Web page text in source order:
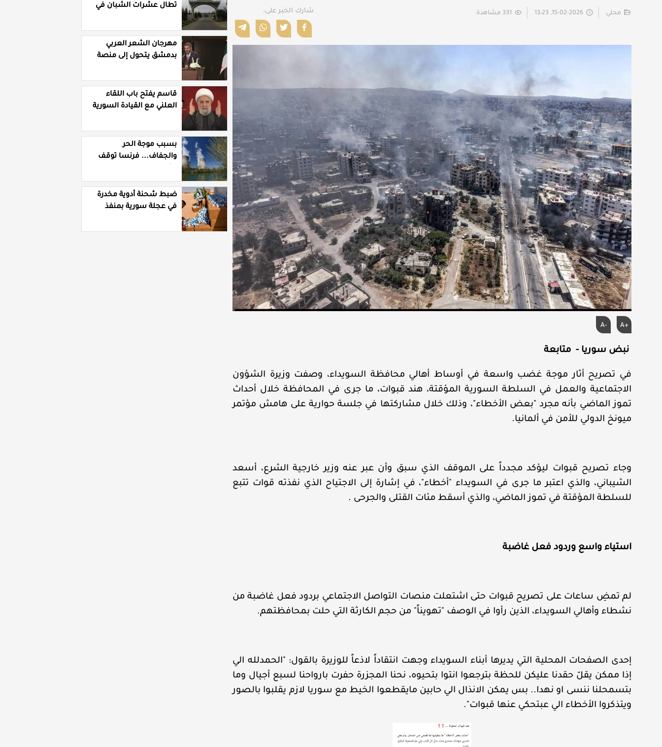
محلي شارك الخبر على:
A+
A-
نبض سوريا - متابعة
في تصريح أثار موجة غضب واسعة في أوساط أهالي محافظة السويداء، وصفت وزيرة الشؤون
الاجتماعية والعمل في السلطة السورية المؤقتة، هند قبوات، ما جرى في المحافظة خلال أحداث
تموز الماضي بأنه مجرد "بعض الأخطاء"، وذلك خلال مشاركتها في جلسة حوارية على هامش مؤتمر
ميونخ الدولي للأمن في ألمانيا.
وجاء تصريح قبوات ليؤكد مجدداً على الموقف الذي سبق وأن عبر عنه وزير خارجية الشرع، أسعد
الشيباني، والذي اعتبر ما جرى في السويداء "أخطاء"، في إشارة إلى الاجتياح الذي نفذته قوات تتبع
للسلطة المؤقتة في تموز الماضي، والذي أسقط مئات القتلى والجرحى .
استياء واسع وردود فعل غاضبة
لم تمضِ ساعات على تصريح قبوات حتى اشتعلت منصات التواصل الاجتماعي بردود فعل غاضبة من
نشطاء وأهالي السويداء، الذين رأوا في الوصف "تهويناً" من حجم الكارثة التي حلت بمحافظتهم.
إحدى الصفحات المحلية التي يديرها أبناء السويداء وجهت انتقاداً لاذعاً للوزيرة بالقول: "الحمدلله الي
إذا ممكن يقلّ حقدنا عليكن للحظة بترجعوا انتوا بتحيوه، نحنا المجزرة حفرت بارواحنا لسبع أجيال وما
بتسمحلنا ننسى او نهدا.. بس يمكن الانذال الي حابين مايقطعوا الخيط مع سوريا لازم يقلبوا بالصور
ويتذكروا الأخطاء الي عبتحكي عنها قبوات".
تطال عشرات الشبان في
الشرقي
مهرجان الشعر العربي
بدمشق يتحول إلى منصة
السوريات والعربيات
قاسم يفتح باب اللقاء
العلني مع القيادة السورية
بـ"خدمة إسرائيل"
بسبب موجة الحر
والجفاف... فرنسا توقف
ضبط شحنة أدوية مخدرة
في عجلة سورية بمنفذ